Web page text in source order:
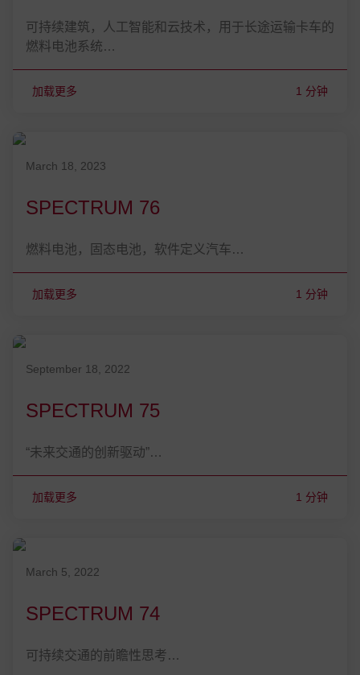
可持续建筑，人工智能和云技术，用于长途运输卡车的
燃料电池系统…
加载更多 1 分钟
发表在 March 18, 2023
March 18, 2023
SPECTRUM 76
燃料电池，固态电池，软件定义汽车…
加载更多 1 分钟
发表在 September 18, 2022
September 18, 2022
SPECTRUM 75
“未来交通的创新驱动”…
加载更多 1 分钟
发表在 March 5, 2022
March 5, 2022
SPECTRUM 74
可持续交通的前瞻性思考…